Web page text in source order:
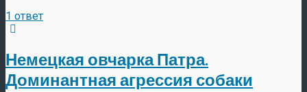
1 ответ
Немецкая овчарка Патра.
Доминантная агрессия собаки